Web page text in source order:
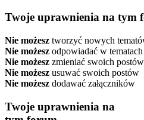
Twoje uprawnienia na tym
Nie możesz tworzyć nowych
Nie możesz odpowiadać w tematach
Nie możesz zmieniać swoich postów
Nie możesz usuwać swoich postów
Nie możesz dodawać załączników
Twoje uprawnienia na